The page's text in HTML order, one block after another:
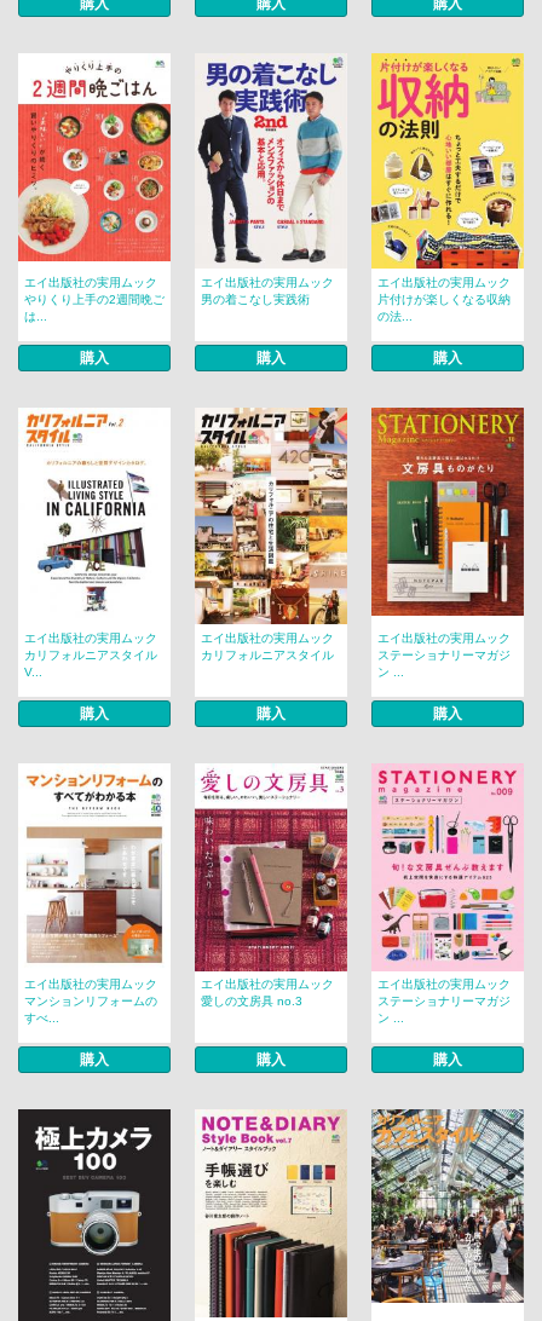
購入 購入 購入
エイ出版社の実用ムック
やりくり上手の2週間晩ご
は...
購入
エイ出版社の実用ムック
男の着こなし実践術
購入
エイ出版社の実用ムック
片付けが楽しくなる収納
の法...
購入
エイ出版社の実用ムック
カリフォルニアスタイル
V...
購入
エイ出版社の実用ムック
カリフォルニアスタイル
購入
エイ出版社の実用ムック
ステーショナリーマガジ
ン ...
購入
エイ出版社の実用ムック
マンションリフォームの
すべ...
購入
エイ出版社の実用ムック
愛しの文房具 no.3
購入
エイ出版社の実用ムック
ステーショナリーマガジ
ン ...
購入